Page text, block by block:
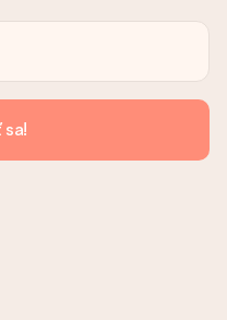
faktúra. Faktúru
že môžete mať dar
robí skutočné
sa!